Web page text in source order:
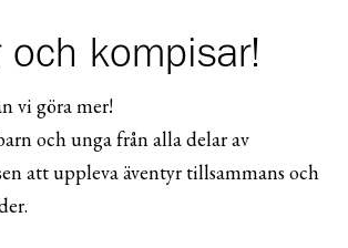
och kompisar!
vi göra mer!
och unga från alla delar av
att uppleva äventyr tillsammans och